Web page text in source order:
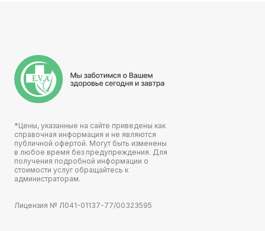
*Цены, указанные на сайте приведены как
справочная информация и не являются
публичной офертой. Могут быть изменены
в любое время без предупреждения. Для
получения подробной информации о
стоимости услуг обращайтесь к
администраторам.
Лицензия № Л041-01137-77/00323595